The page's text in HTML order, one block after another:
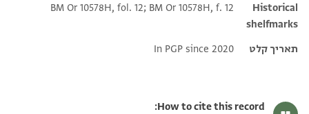
Historical
shelfmarks
BM Or 10578H, fol. 12; BM Or 10578H, f. 12
תאריך קלט In PGP since 2020
How to cite this record: